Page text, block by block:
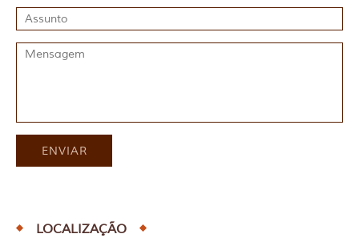
LOCALIZAÇÃO